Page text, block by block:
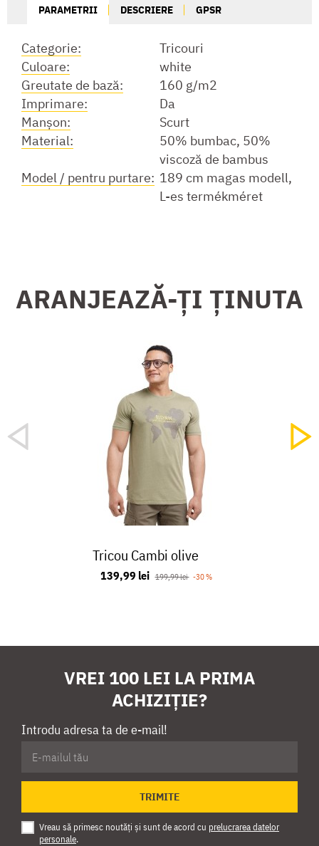
PARAMETRII DESCRIERE GPSR
Categorie:
Tricouri
Culoare:
white
Greutate de bază:
160 g/m2
Imprimare:
Da
Manşon:
Scurt
Material:
50% bumbac, 50%
viscoză de bambus
Model / pentru purtare: 189 cm magas modell,
L-es termékméret
ARANJEAZĂ-ȚI ȚINUTA
Tricou Cambi olive
139,99 lei 199,99 lei -30 %
VREI 100 LEI LA PRIMA
ACHIZIȚIE?
Introdu adresa ta de e-mail!
TRIMITE
Vreau să primesc noutăți și sunt de acord cu prelucrarea datelor
personale.